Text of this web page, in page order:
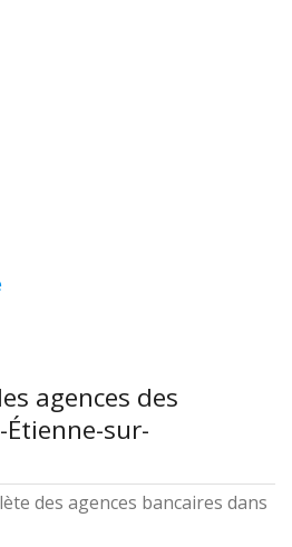
agences des
sur-
des agences bancaires dans